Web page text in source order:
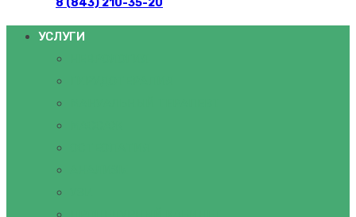
8 (843) 210-35-20
УСЛУГИ